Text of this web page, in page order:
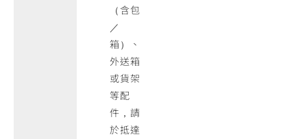
（含包
／
箱）、
外送箱
或貨架
等配
件，請
於抵達